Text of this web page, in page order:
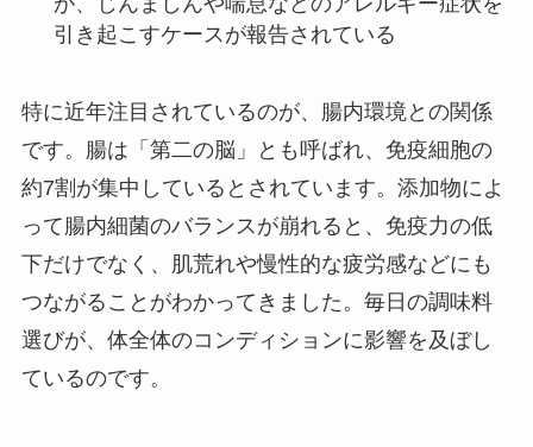
引き起こすケースが報告されている
特に近年注目されているのが、腸内環境との関係
です。腸は「第二の脳」とも呼ばれ、免疫細胞の
約7割が集中しているとされています。添加物によ
って腸内細菌のバランスが崩れると、免疫力の低
下だけでなく、肌荒れや慢性的な疲労感などにも
つながることがわかってきました。毎日の調味料
選びが、体全体のコンディションに影響を及ぼし
ているのです。